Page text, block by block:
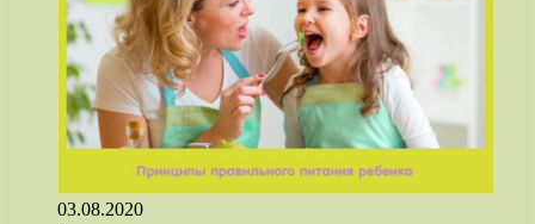
03.08.2020